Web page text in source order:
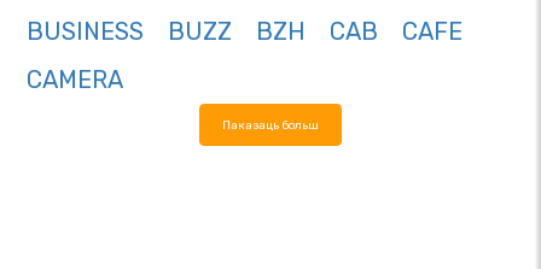
BUSINESS
BUZZ BZH CAB
CAFE
CAMERA
Паказаць больш